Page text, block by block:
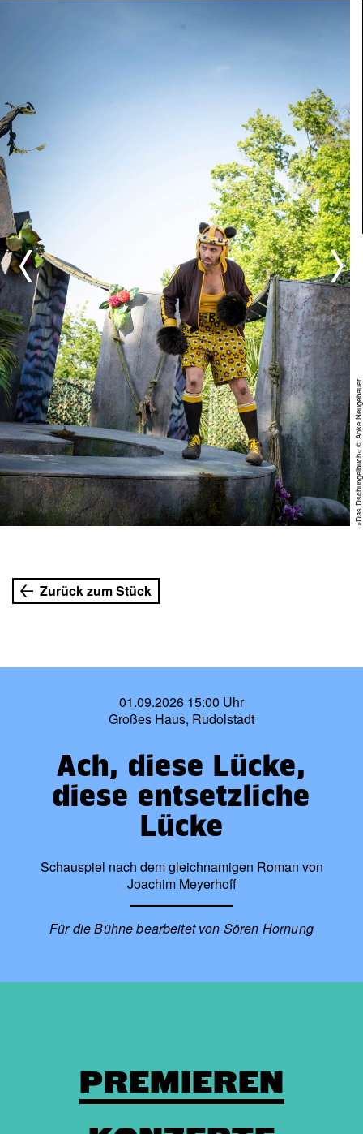
»Das Dschungelbuch« © Anke Neugebauer
Zurück zum Stück
01.09.2026 15:00 Uhr
Großes Haus, Rudolstadt
Ach, diese Lücke,
diese entsetzliche
Lücke
Schauspiel nach dem gleichnamigen Roman von
Joachim Meyerhoff
Für die Bühne bearbeitet von Sören Hornung
PREMIEREN